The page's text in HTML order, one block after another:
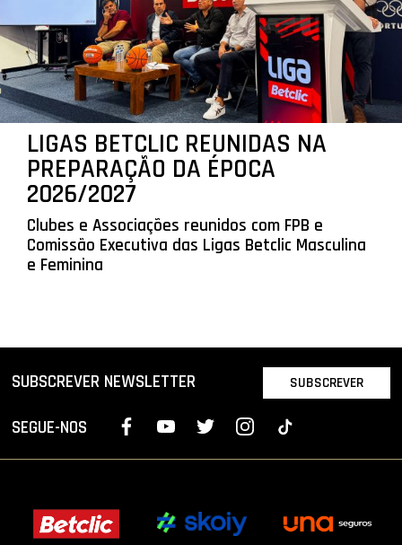
LIGAS BETCLIC REUNIDAS NA
PREPARAÇÃO DA ÉPOCA
2026/2027
Clubes e Associações reunidos com FPB e
Comissão Executiva das Ligas Betclic Masculina
e Feminina
SUBSCREVER NEWSLETTER SUBSCREVER
SEGUE-NOS